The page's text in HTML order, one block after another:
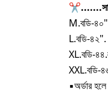
M.বডি-
L.বডি-
XL.বডি-
XXL.বডি-
▪অর্ডার